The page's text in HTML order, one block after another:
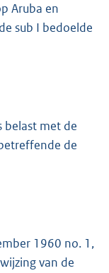
Aruba en
sub I bedoelde
belast met de
de
1960 no. 1,
van de